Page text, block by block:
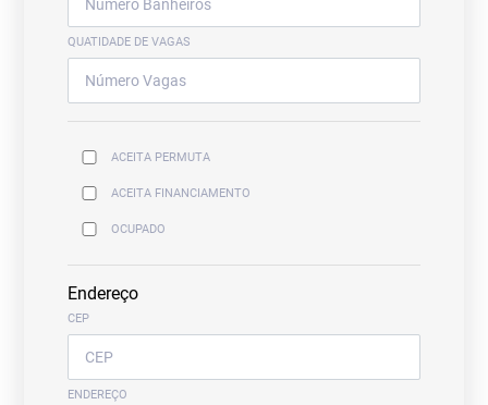
QUATIDADE DE VAGAS
ACEITA PERMUTA
ACEITA FINANCIAMENTO
OCUPADO
Endereço
CEP
ENDEREÇO